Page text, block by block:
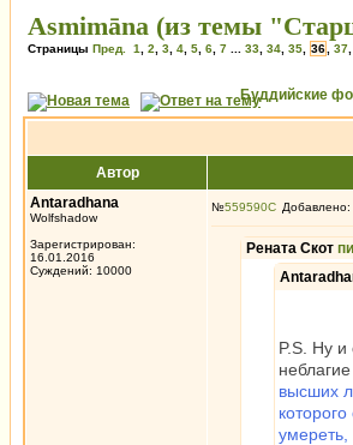
Asmimāna (из темы
Страницы Пред. 1 2 3 4 5 6 7 33 34 35 36 37
Буддийские
Автор
Antaradhana
Wolfshadow
Зарегистрирован:
16.01.2016
Суждений: 10000
№559590
Рената Скот
P.S. Ну и
высших
умереть,